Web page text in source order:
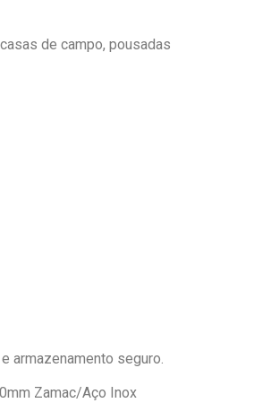
de campo, pousadas
armazenamento seguro.
Zamac/Aço Inox